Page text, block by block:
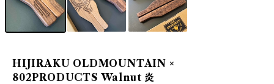
HIJIRAKU OLDMOUNTAIN ×
802PRODUCTS Walnut 炎